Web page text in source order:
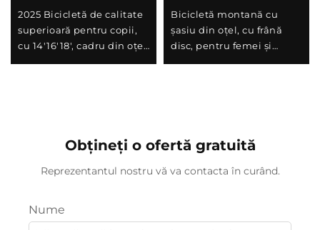
2025 Bicicletă de calitate
superioară pentru copii,
cu 14'16'18', cadru din oțel,
Bicicletă montană cu
șasiu din oțel, cu frână
disc, pentru femei și
Obțineți o ofertă gratuită
Reprezentantul nostru vă va contacta în curând.
Nume